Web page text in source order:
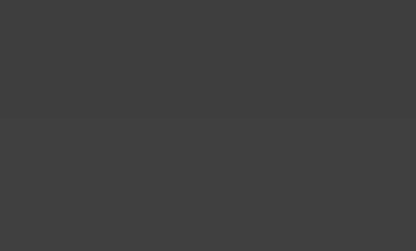
от 8GB RAM до 12GB RAM зависимост от